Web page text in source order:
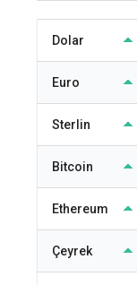
Dolar
Euro
Sterlin
Bitcoin
Ethereum
Çeyrek